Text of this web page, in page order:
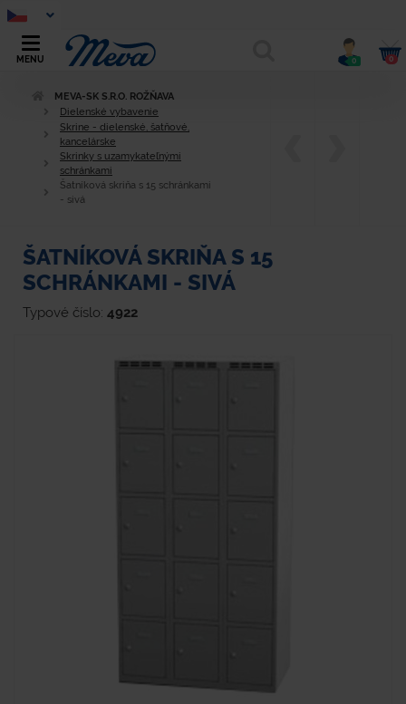
MENU 0 0
MEVA-SK S.R.O. ROŽŇAVA
Dielenské vybavenie
Skrine - dielenské, šatňové,
kancelárske
Skrinky s uzamykateľnými
schránkami
Šatníková skriňa s 15 schránkami
- sivá
ŠATNÍKOVÁ SKRIŇA S 15
SCHRÁNKAMI - SIVÁ
Typové číslo: 4922